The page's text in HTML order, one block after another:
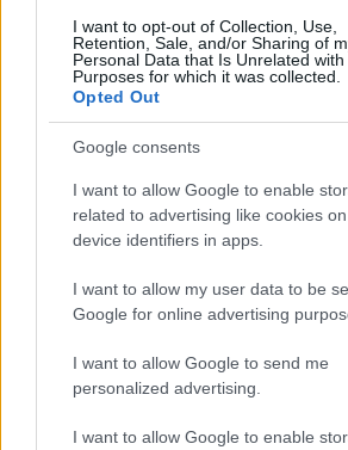
I want to opt-out of Collection, Use,
Retention, Sale, and/or Sharing of
Personal Data that Is Unrelated
Purposes for which it was collected.
Opted Out
Google consents
I want to allow Google to enable
related to advertising like cookies
device identifiers in apps.
I want to allow my user data to be
Google for online advertising
I want to allow Google to send me
personalized advertising.
I want to allow Google to enable
ponderazione
Redazione · 5 Ago 2026